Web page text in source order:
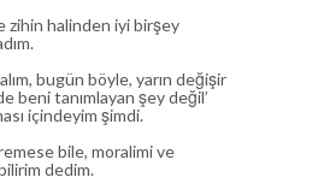
zihin halinden iyi birşey
bugün böyle, yarın değişir
beni tanımlayan şey değil’
içindeyim şimdi.
bile, moralimi ve
dedim.